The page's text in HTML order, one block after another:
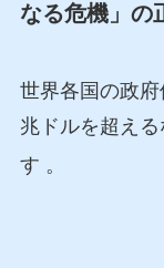
なる危機」の
世界各国の政
兆ドルを超え
す 。